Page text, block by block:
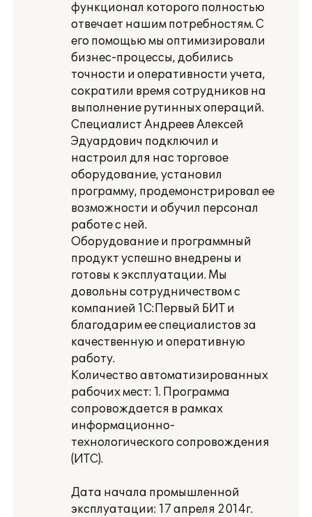
функционал которого полностью
отвечает нашим потребностям. С
его помощью мы оптимизировали
бизнес-процессы, добились
точности и оперативности учета,
сократили время сотрудников на
выполнение рутинных операций.
Специалист Андреев Алексей
Эдуардович подключил и
настроил для нас торговое
оборудование, установил
программу, продемонстрировал ее
возможности и обучил персонал
работе с ней.
Оборудование и программный
продукт успешно внедрены и
готовы к эксплуатации. Мы
довольны сотрудничеством с
компанией 1С:Первый БИТ и
благодарим ее специалистов за
качественную и оперативную
работу.
Количество автоматизированных
рабочих мест: 1. Программа
сопровождается в рамках
информационно-
технологического сопровождения
(ИТС).
Дата начала промышленной
эксплуатации: 17 апреля 2014г.